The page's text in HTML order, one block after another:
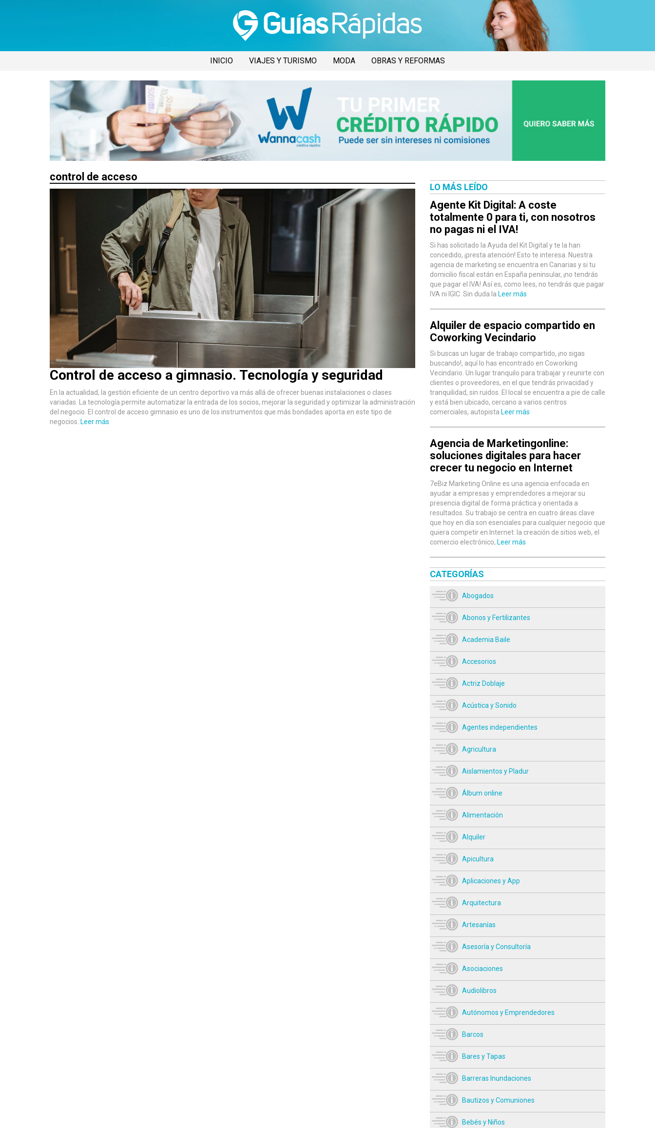
INICIO VIAJES Y TURISMO MODA OBRAS Y REFORMAS
control de acceso
Control de acceso a gimnasio. Tecnología y seguridad
En la actualidad, la gestión eficiente de un centro deportivo va más allá de ofrecer buenas instalaciones o clases
variadas. La tecnología permite automatizar la entrada de los socios, mejorar la seguridad y optimizar la administración
del negocio. El control de acceso gimnasio es uno de los instrumentos que más bondades aporta en este tipo de
negocios. Leer más
LO MÁS LEÍDO
Agente Kit Digital: A coste
totalmente 0 para ti, con nosotros
no pagas ni el IVA!
Si has solicitado la Ayuda del Kit Digital y te la han
concedido, ¡presta atención! Esto te interesa. Nuestra
agencia de marketing se encuentra en Canarias y si tu
domicilio fiscal están en España peninsular, ¡no tendrás
que pagar el IVA! Así es, como lees, no tendrás que pagar
IVA ni IGIC. Sin duda la Leer más
Alquiler de espacio compartido en
Coworking Vecindario
Si buscas un lugar de trabajo compartido, ¡no sigas
buscando!, aquí lo has encontrado en Coworking
Vecindario. Un lugar tranquilo para trabajar y reunirte con
clientes o proveedores, en el que tendrás privacidad y
tranquilidad, sin ruidos. El local se encuentra a pie de calle
y está bien ubicado, cercano a varios centros
comerciales, autopista Leer más
Agencia de Marketingonline:
soluciones digitales para hacer
crecer tu negocio en Internet
7eBiz Marketing Online es una agencia enfocada en
ayudar a empresas y emprendedores a mejorar su
presencia digital de forma práctica y orientada a
resultados. Su trabajo se centra en cuatro áreas clave
que hoy en día son esenciales para cualquier negocio que
quiera competir en Internet: la creación de sitios web, el
comercio electrónico, Leer más
CATEGORÍAS
Abogados
Abonos y Fertilizantes
Academia Baile
Accesorios
Actriz Doblaje
Acústica y Sonido
Agentes independientes
Agricultura
Aislamientos y Pladur
Álbum online
Alimentación
Alquiler
Apicultura
Aplicaciones y App
Arquitectura
Artesanías
Asesoría y Consultoría
Asociaciones
Audiolibros
Autónomos y Emprendedores
Barcos
Bares y Tapas
Barreras Inundaciones
Bautizos y Comuniones
Bebés y Niños